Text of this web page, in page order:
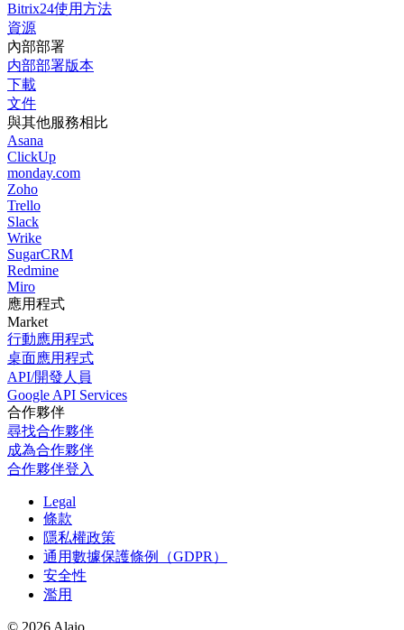
Bitrix24使用方法
資源
內部部署
内部部署版本
下載
文件
與其他服務相比
Asana
ClickUp
monday.com
Zoho
Trello
Slack
Wrike
SugarCRM
Redmine
Miro
應用程式
Market
行動應用程式
桌面應用程式
API/開發人員
Google API Services
合作夥伴
尋找合作夥伴
成為合作夥伴
合作夥伴登入
Legal
條款
隱私權政策
通用數據保護條例（GDPR）
安全性
濫用